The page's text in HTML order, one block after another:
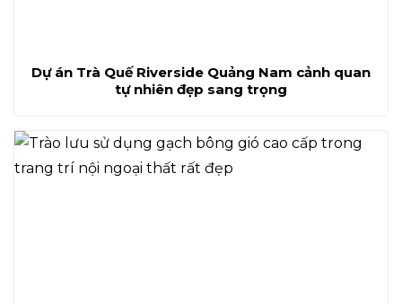
Dự án Trà Quế Riverside Quảng Nam cảnh quan
tự nhiên đẹp sang trọng